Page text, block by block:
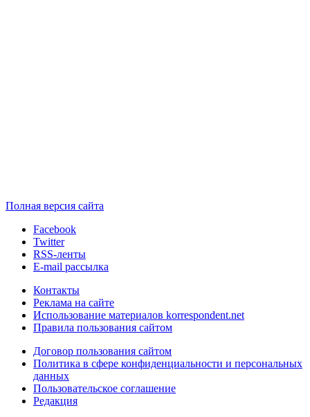
Полная версия сайта
Facebook
Twitter
RSS-ленты
E-mail рассылка
Контакты
Реклама на сайте
Использование материалов korrespondent.net
Правила пользования сайтом
Договор пользования сайтом
Политика в сфере конфиденциальности и персональных
данных
Пользовательское соглашение
Редакция